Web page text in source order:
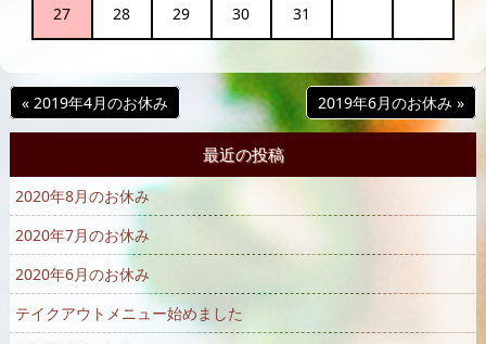
27 28 29 30 31
« 2019年4月のお休み 2019年6月のお休み »
最近の投稿
2020年8月のお休み
2020年7月のお休み
2020年6月のお休み
テイクアウトメニュー始めました